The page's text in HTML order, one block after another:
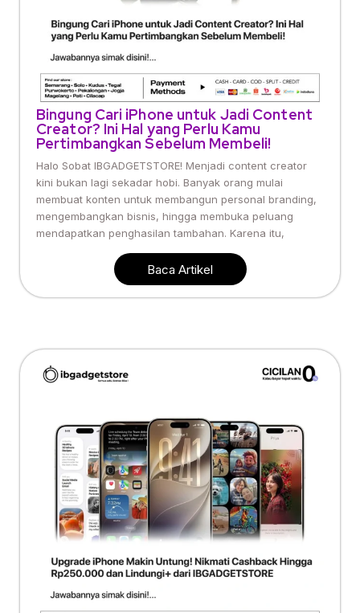
Bingung Cari iPhone untuk Jadi Content
Creator? Ini Hal yang Perlu Kamu
Pertimbangkan Sebelum Membeli!
Halo Sobat IBGADGETSTORE! Menjadi content creator
kini bukan lagi sekadar hobi. Banyak orang mulai
membuat konten untuk membangun personal branding,
mengembangkan bisnis, hingga membuka peluang
mendapatkan penghasilan tambahan. Karena itu,
Baca Artikel